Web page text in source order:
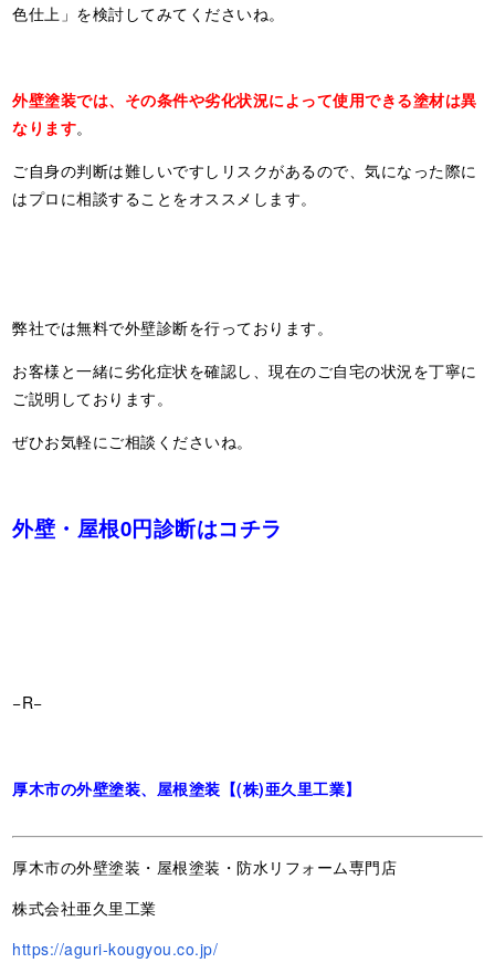
色仕上」を検討してみてくださいね。
外壁塗装では、その条件や劣化状況によって使用できる塗材は異
なります。
ご自身の判断は難しいですしリスクがあるので、気になった際に
はプロに相談することをオススメします。
弊社では無料で外壁診断を行っております。
お客様と一緒に劣化症状を確認し、現在のご自宅の状況を丁寧に
ご説明しております。
ぜひお気軽にご相談くださいね。
外壁・屋根0円診断はコチラ
−R−
厚木市の外壁塗装、屋根塗装【(株)亜久里工業】
厚木市の外壁塗装・屋根塗装・防水リフォーム専門店
株式会社亜久里工業
https://aguri-kougyou.co.jp/